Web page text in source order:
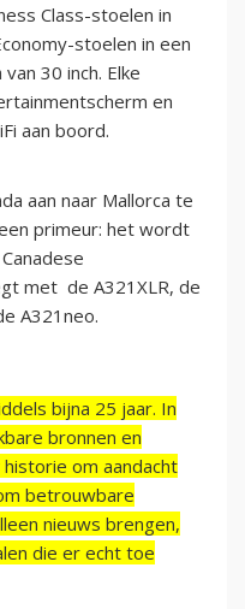
Class-stoelen in
stoelen in een
30 inch. Elke
en
aan boord.
aan naar Mallorca te
primeur: het wordt
met de A321XLR, de
A321neo.
bijna 25 jaar. In
bronnen en
om aandacht
betrouwbare
nieuws brengen,
die er echt toe